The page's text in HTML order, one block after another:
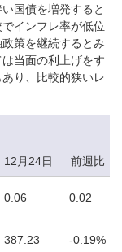
国債を増発すると
インフレ率が低位
策を継続するとみ
当面の利上げをす
り、比較的狭いレ
12月24日 前週比
0.06 0.02
387.23 -0.19%